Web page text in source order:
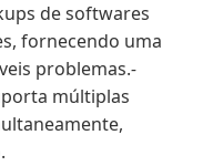
de softwares
fornecendo uma
problemas.-
múltiplas